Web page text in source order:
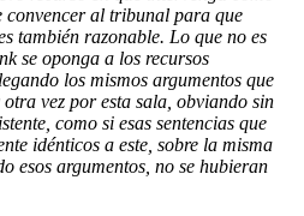
convencer al tribunal para que
también razonable. Lo que no es
se oponga a los recursos
los mismos argumentos que
vez por esta sala, obviando sin
como si esas sentencias que
idénticos a este, sobre la misma
esos argumentos, no se hubieran